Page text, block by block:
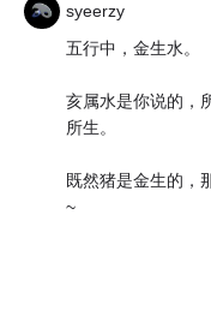
syeerzy
五行中，金生水。
亥属水是你说的，
所生。
既然猪是金生的，
~